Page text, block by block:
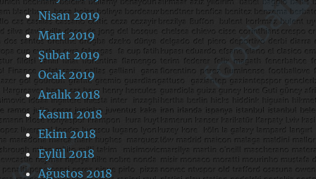
Nisan 2019
Mart 2019
Şubat 2019
Ocak 2019
Aralık 2018
Kasım 2018
Ekim 2018
Eylül 2018
Ağustos 2018